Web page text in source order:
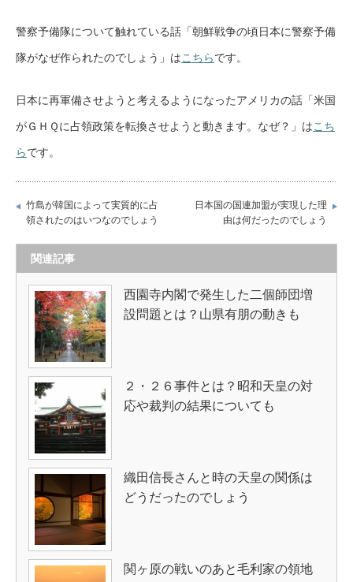
警察予備隊について触れている話「朝鮮戦争の頃日本に警察予備
隊がなぜ作られたのでしょう」はこちらです。
日本に再軍備させようと考えるようになったアメリカの話「米国
がＧＨＱに占領政策を転換させようと動きます。なぜ？」はこち
らです。
竹島が韓国によって実質的に占
領されたのはいつなのでしょう
日本国の国連加盟が実現した理
由は何だったのでしょう
関連記事
西園寺内閣で発生した二個師団増
設問題とは？山県有朋の動きも
２・２６事件とは？昭和天皇の対
応や裁判の結果についても
織田信長さんと時の天皇の関係は
どうだったのでしょう
関ヶ原の戦いのあと毛利家の領地